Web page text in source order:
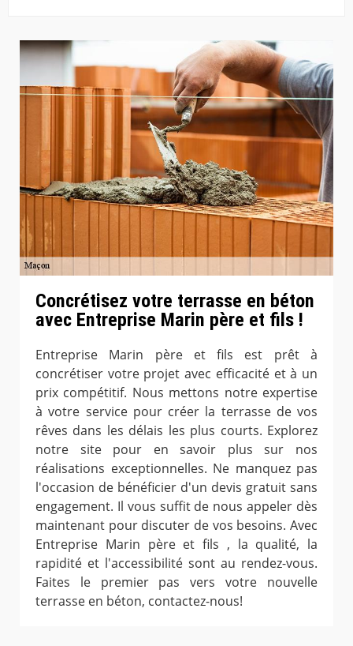
Concrétisez votre terrasse en béton
avec Entreprise Marin père et fils !
Entreprise Marin père et fils est prêt à
concrétiser votre projet avec efficacité et à un
prix compétitif. Nous mettons notre expertise
à votre service pour créer la terrasse de vos
rêves dans les délais les plus courts. Explorez
notre site pour en savoir plus sur nos
réalisations exceptionnelles. Ne manquez pas
l'occasion de bénéficier d'un devis gratuit sans
engagement. Il vous suffit de nous appeler dès
maintenant pour discuter de vos besoins. Avec
Entreprise Marin père et fils , la qualité, la
rapidité et l'accessibilité sont au rendez-vous.
Faites le premier pas vers votre nouvelle
terrasse en béton, contactez-nous!